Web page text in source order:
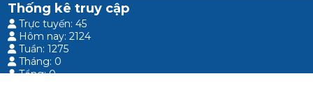
Thống kê truy cập
Trực tuyến: 45
Hôm nay: 2124
Tuần: 1275
Tháng: 0
Tổng: 0